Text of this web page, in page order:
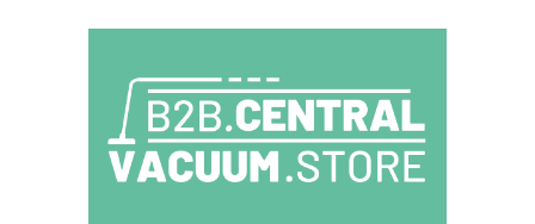
Zum Hauptinhalt springen